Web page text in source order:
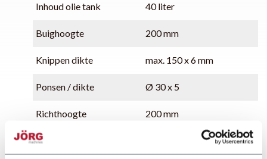
Inhoud olie tank 40 liter
Buighoogte 200 mm
Knippen dikte max. 150 x 6 mm
Ponsen / dikte Ø 30 x 5
Richthoogte 200 mm
Koker/profiel